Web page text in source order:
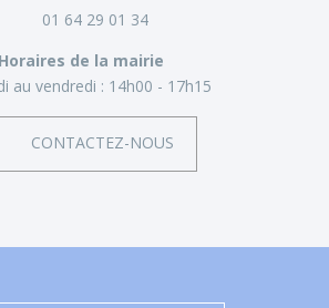
01 64 29 01 34
Horaires de la mairie
au vendredi : 14h00 - 17h15
CONTACTEZ-NOUS